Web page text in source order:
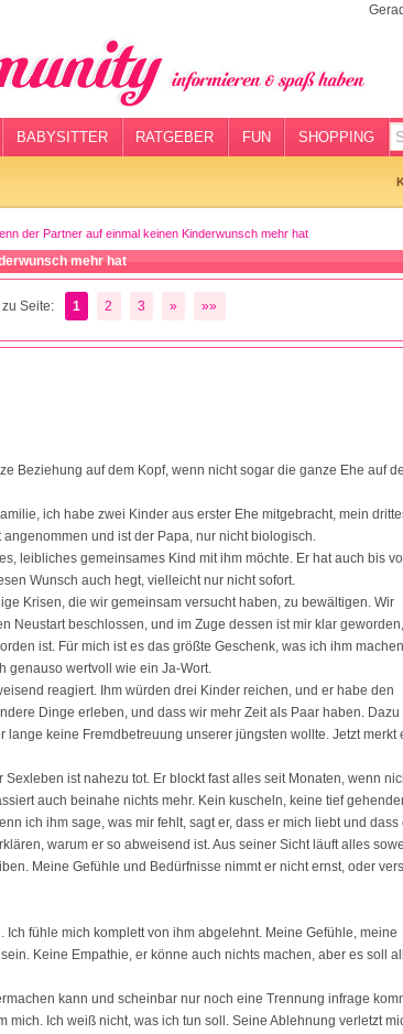
BABYSITTER RATGEBER FUN SHOPPING
der Partner auf einmal keinen Kinderwunsch mehr hat
mehr hat
Seite: 1 2 3 » »»
Beziehung auf dem Kopf, wenn nicht sogar die ganze Ehe auf
ich habe zwei Kinder aus erster Ehe mitgebracht, mein
und ist der Papa, nur nicht biologisch.
leibliches gemeinsames Kind mit ihm möchte. Er hat auch bis
Wunsch auch hegt, vielleicht nur nicht sofort.
Krisen, die wir gemeinsam versucht haben, zu bewältigen. Wir
Neustart beschlossen, und im Zuge dessen ist mir klar geworden,
ist. Für mich ist es das größte Geschenk, was ich ihm machen
genauso wertvoll wie ein Ja-Wort.
reagiert. Ihm würden drei Kinder reichen, und er habe den
Dinge erleben, und dass wir mehr Zeit als Paar haben. Dazu
lange keine Fremdbetreuung unserer jüngsten wollte. Jetzt merkt
ist nahezu tot. Er blockt fast alles seit Monaten, wenn
auch beinahe nichts mehr. Kein kuscheln, keine tief
ich ihm sage, was mir fehlt, sagt er, dass er mich liebt und dass
warum er so abweisend ist. Aus seiner Sicht läuft alles
Meine Gefühle und Bedürfnisse nimmt er nicht ernst, oder
Ich fühle mich komplett von ihm abgelehnt. Meine Gefühle, meine
Keine Empathie, er könne auch nichts machen, aber es soll
kann und scheinbar nur noch eine Trennung infrage
mich. Ich weiß nicht, was ich tun soll. Seine Ablehnung verletzt